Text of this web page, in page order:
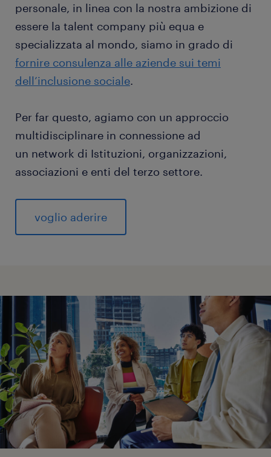
personale, in linea con la nostra ambizione di
essere la talent company più equa e
specializzata al mondo, siamo in grado di
fornire consulenza alle aziende sui temi
dell’inclusione sociale.
Per far questo, agiamo con un approccio
multidisciplinare in connessione ad
un network di Istituzioni, organizzazioni,
associazioni e enti del terzo settore.
voglio aderire